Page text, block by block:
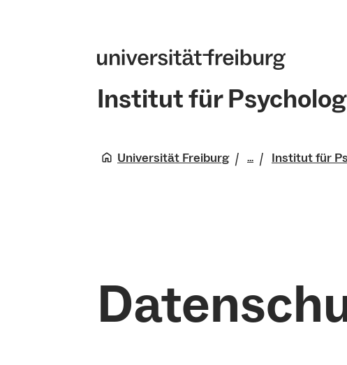
Institut für
Universität Freiburg ... Institut für